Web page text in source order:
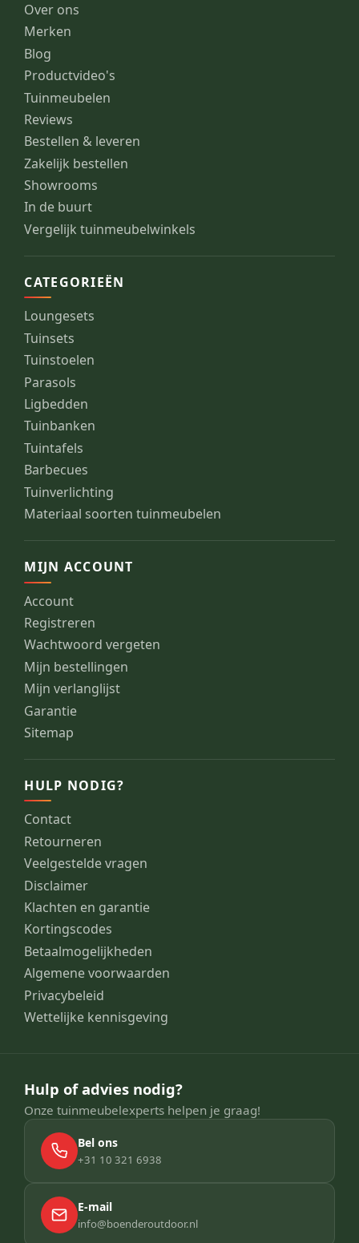
Over ons
Merken
Blog
Productvideo's
Tuinmeubelen
Reviews
Bestellen & leveren
Zakelijk bestellen
Showrooms
In de buurt
Vergelijk tuinmeubelwinkels
CATEGORIEËN
Loungesets
Tuinsets
Tuinstoelen
Parasols
Ligbedden
Tuinbanken
Tuintafels
Barbecues
Tuinverlichting
Materiaal soorten tuinmeubelen
MIJN ACCOUNT
Account
Registreren
Wachtwoord vergeten
Mijn bestellingen
Mijn verlanglijst
Garantie
Sitemap
HULP NODIG?
Contact
Retourneren
Veelgestelde vragen
Disclaimer
Klachten en garantie
Kortingscodes
Betaalmogelijkheden
Algemene voorwaarden
Privacybeleid
Wettelijke kennisgeving
Hulp of advies nodig?
Onze tuinmeubelexperts helpen je graag!
Bel ons
+31 10 321 6938
E-mail
info@boenderoutdoor.nl